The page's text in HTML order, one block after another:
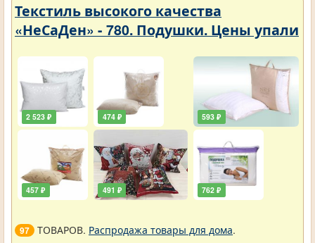
Текстиль высокого качества
«НеСаДен» - 780. Подушки. Цены упали
2 523 ₽
457 ₽
474 ₽
491 ₽
593 ₽
762 ₽
97 ТОВАРОВ. Распродажа товары для дома.